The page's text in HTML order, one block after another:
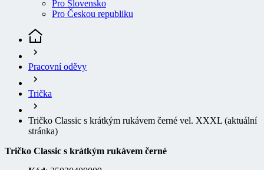
Trička
Tričko Classic s krátkým rukávem černé vel. XXXL
stránka)
Tričko Classic s krátkým rukávem černé
Kód: 25020400009